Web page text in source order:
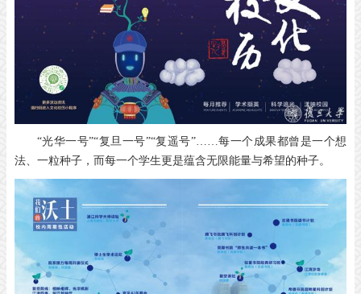
“光华一号”“复旦一号”“复遥号”……每一个成果都曾是一个想
法、一粒种子，而每一个学生更是蕴含无限能量与希望的种子。